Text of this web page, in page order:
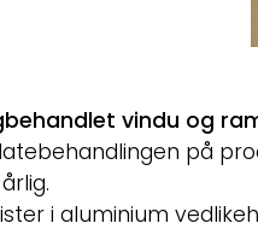
vindu og
på
i aluminium